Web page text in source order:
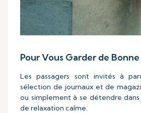
Pour Vous Garder de
Les passagers sont invités à
sélection de journaux et de
ou simplement à se détendre
de relaxation calme.